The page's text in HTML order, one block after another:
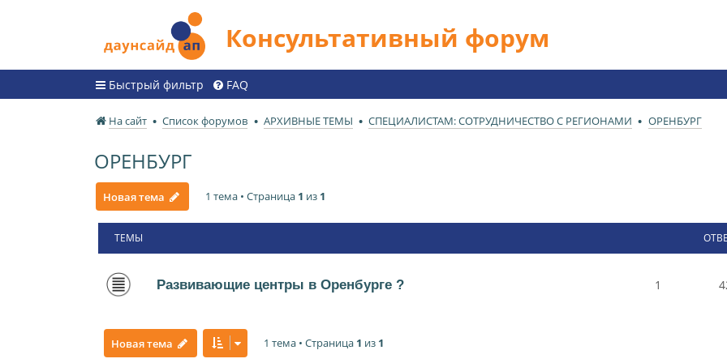
Консультативный форум
Быстрый фильтр FAQ
На сайт Список форумов АРХИВНЫЕ ТЕМЫ СПЕЦИАЛИСТАМ: СОТРУДНИЧЕСТВО С РЕГИОНАМИ ОРЕНБУРГ
ОРЕНБУРГ
Новая тема 1 тема • Страница 1 из 1
ТЕМЫ
Развивающие центры в Оренбурге ? 1
Новая тема 1 тема • Страница 1 из 1